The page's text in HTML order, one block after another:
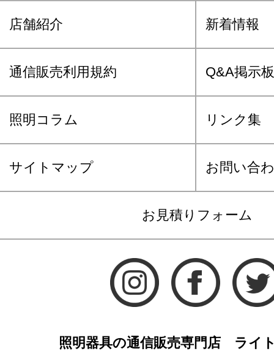
店舗紹介 新着情報
通信販売利用規約 Q&A掲示板
照明コラム リンク集
サイトマップ お問い合
お見積りフォーム
照明器具の通信販売専門店 ライ